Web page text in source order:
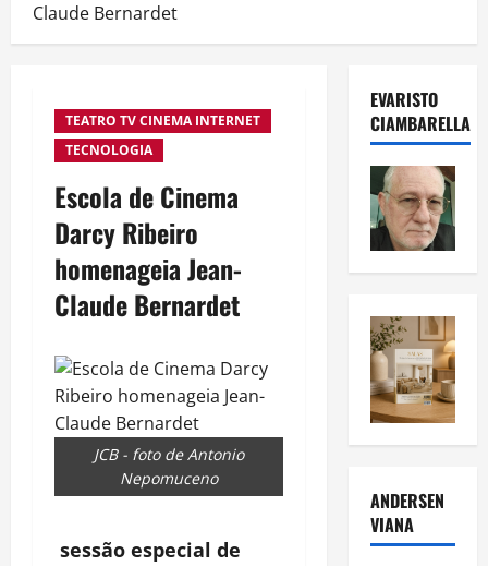
Claude Bernardet
TEATRO TV CINEMA INTERNET
TECNOLOGIA
Escola de Cinema
Darcy Ribeiro
homenageia Jean-
Claude Bernardet
JCB - foto de Antonio
Nepomuceno
sessão especial de
EVARISTO
CIAMBARELLA
ANDERSEN
VIANA